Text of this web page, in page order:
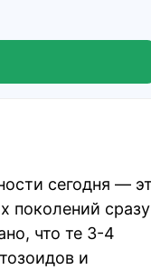
сегодня —
поколений
что те 3-4
и